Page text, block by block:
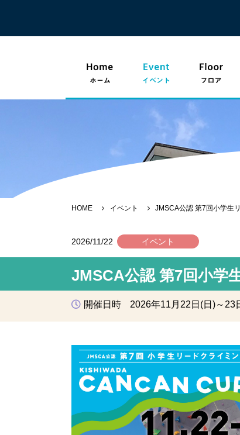
HOME イベント JMSCA公認 第7回小学生
2026/11/22 イベント
JMSCA公認 第7回小学
開催日時 2026年11月22日(日)～23